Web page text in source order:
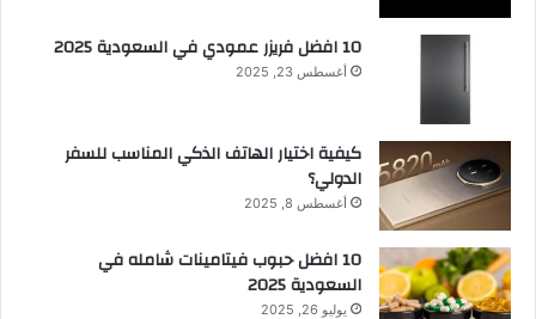
10 افضل فريزر عمودي​ في السعودية​ 2025
أغسطس 23, 2025
كيفية اختيار الهاتف الذكي المناسب للسفر
الدولي؟
أغسطس 8, 2025
10 افضل حبوب فيتامينات شامله​ في
السعودية 2025
يوليو 26, 2025